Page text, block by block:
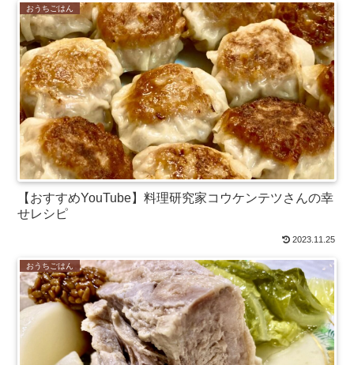
おうちごはん
【おすすめYouTube】料理研究家コウケンテツさんの幸
せレシピ
2023.11.25
おうちごはん